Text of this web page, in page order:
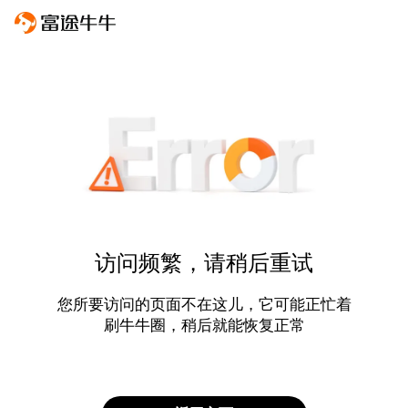
访问频繁，请稍后重试
您所要访问的页面不在这儿，它可能正忙着
刷牛牛圈，稍后就能恢复正常